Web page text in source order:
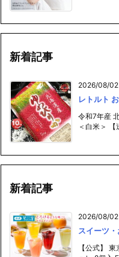
新着記事
2026/08/02
レトルト
令和7年産
＜白米＞ 【
新着記事
2026/08/02
スイーツ
【公式】